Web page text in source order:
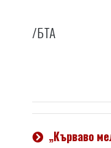
/БТА
„Кърваво